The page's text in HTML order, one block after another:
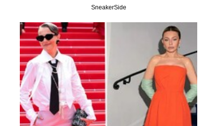
SneakerSide